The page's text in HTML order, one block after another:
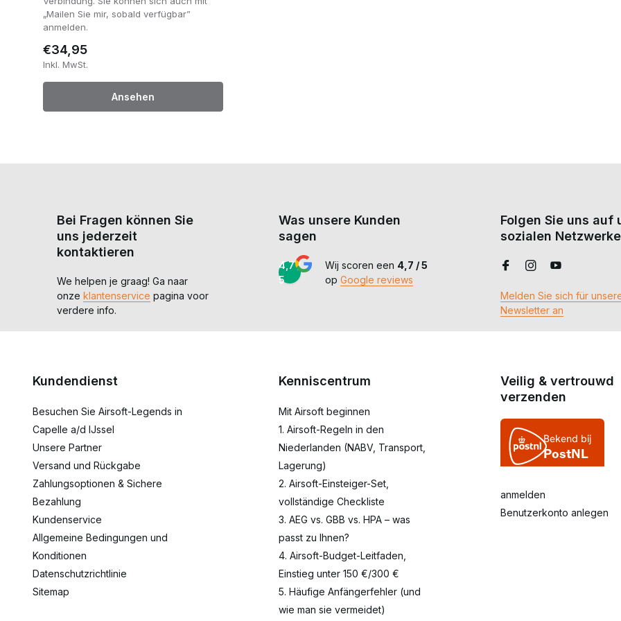
„Mailen Sie mir, sobald verfügbar”
anmelden.
€34,95
Inkl. MwSt.
Ansehen
Bei Fragen können Sie
uns jederzeit
kontaktieren
We helpen je graag! Ga naar
onze klantenservice pagina voor
verdere info.
Was unsere Kunden
sagen
4,7 /
5
Wij scoren een 4,7 / 5
op Google reviews
Folgen Sie uns auf
sozialen
Melden Sie sich für
Newsletter an
Kundendienst
Besuchen Sie Airsoft-Legends in
Capelle a/d IJssel
Unsere Partner
Versand und Rückgabe
Zahlungsoptionen & Sichere
Bezahlung
Kundenservice
Allgemeine Bedingungen und
Konditionen
Datenschutzrichtlinie
Sitemap
Kenniscentrum
Mit Airsoft beginnen
1. Airsoft-Regeln in den
Niederlanden (NABV, Transport,
Lagerung)
2. Airsoft-Einsteiger-Set,
vollständige Checkliste
3. AEG vs. GBB vs. HPA – was
passt zu Ihnen?
4. Airsoft-Budget-Leitfaden,
Einstieg unter 150 €/300 €
5. Häufige Anfängerfehler (und
wie man sie vermeidet)
Veilig & vertrouwd
verzenden
anmelden
Benutzerkonto anlegen